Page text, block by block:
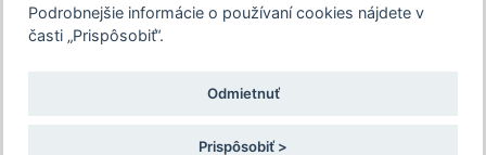
podujatia".
Potvrdzujem a chcem pokračovať
Prihlásení užívatelia majú možnosť vyplniť a odoslať
Vaše nové prihlasovacie údaje
Podrobnejšie informácie o používaní cookies nájdete v
časti „Prispôsobiť“.
Odmietnuť
Prispôsobiť >